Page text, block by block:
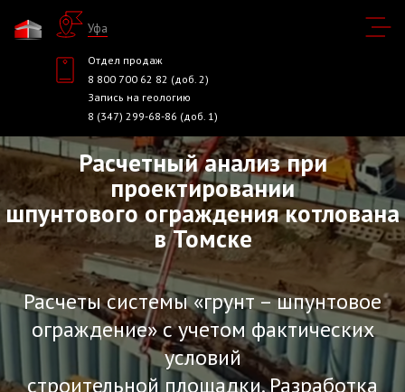
Уфа
Отдел продаж
8 800 700 62 82 (доб. 2)
Запись на геологию
8 (347) 299-68-86 (доб. 1)
Расчетный анализ при
проектировании
шпунтового ограждения котлована
в Томске
Расчеты системы «грунт – шпунтовое
ограждение» с учетом фактических
условий
строительной площадки. Разработка